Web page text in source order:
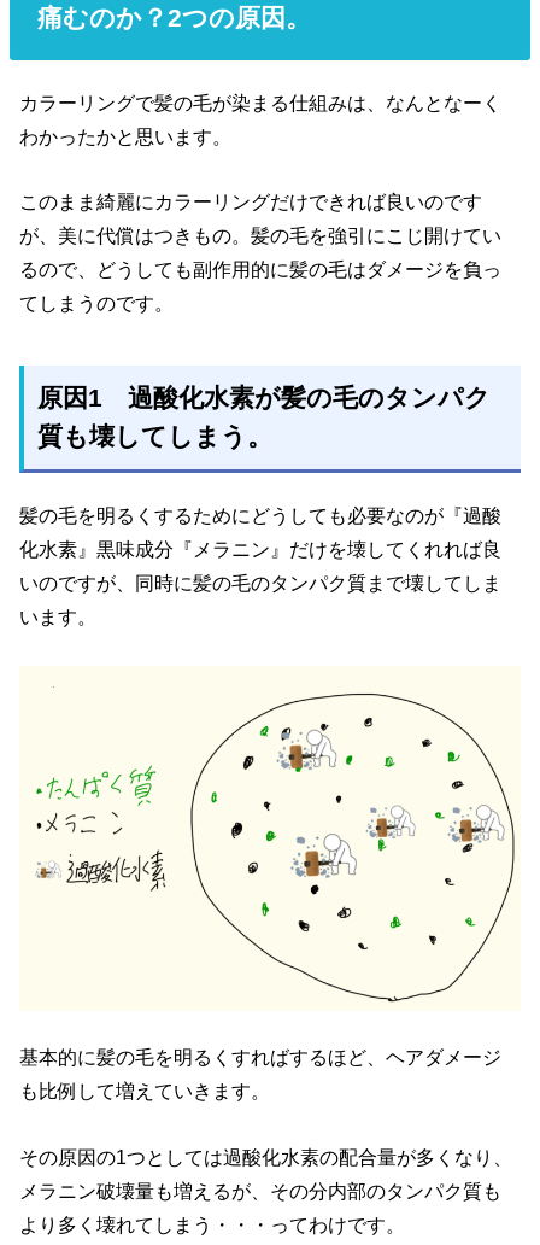
痛むのか？2つの原因。
カラーリングで髪の毛が染まる仕組みは、なんとなーく
わかったかと思います。
このまま綺麗にカラーリングだけできれば良いのです
が、美に代償はつきもの。髪の毛を強引にこじ開けてい
るので、どうしても副作用的に髪の毛はダメージを負っ
てしまうのです。
原因1 過酸化水素が髪の毛のタンパク
質も壊してしまう。
髪の毛を明るくするためにどうしても必要なのが『過酸
化水素』黒味成分『メラニン』だけを壊してくれれば良
いのですが、同時に髪の毛のタンパク質まで壊してしま
います。
基本的に髪の毛を明るくすればするほど、ヘアダメージ
も比例して増えていきます。
その原因の1つとしては過酸化水素の配合量が多くなり、
メラニン破壊量も増えるが、その分内部のタンパク質も
より多く壊れてしまう・・・ってわけです。